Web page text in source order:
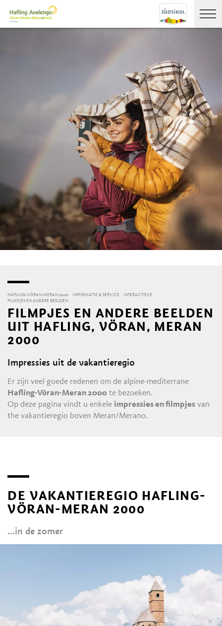
HAFLING-VÖRAN-MERAN 2000 INFORMATIE & SERVICE
INTERACTIEVE
FILMPJES EN ANDERE BEELDEN
FILMPJES EN ANDERE BEELDEN
UIT HAFLING, VÖRAN, MERAN
2000
Impressies uit de vakantieregio
Er zijn veel goede redenen om de alpine-mediterrane
Hafling-Vöran-Meran 2000 te bezoeken.
Op deze pagina vindt u enkele impressies en filmpjes van
the vakantieregio boven Meran/Merano.
DE VAKANTIEREGIO HAFLING-
VÖRAN-MERAN 2000
...in de zomer